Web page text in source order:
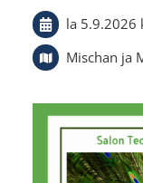
la 5.9.2026
Mischan ja